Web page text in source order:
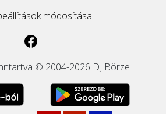
módosítása
© 2004-2026 DJ Börze